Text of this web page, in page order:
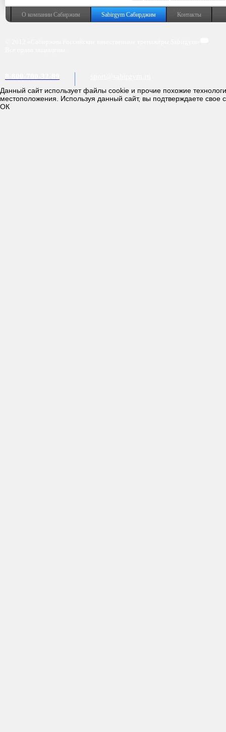
О компании Сабиржим Sabirgym Сабирджим Контакты
Данный сайт использует файлы cookie и прочие похожие
местоположения. Используя данный сайт, вы подтверждаете свое
ОК